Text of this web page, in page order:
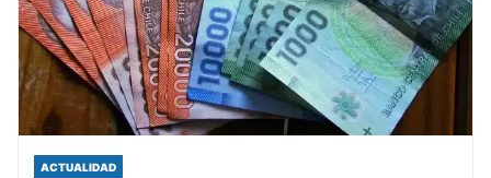
ACTUALIDAD